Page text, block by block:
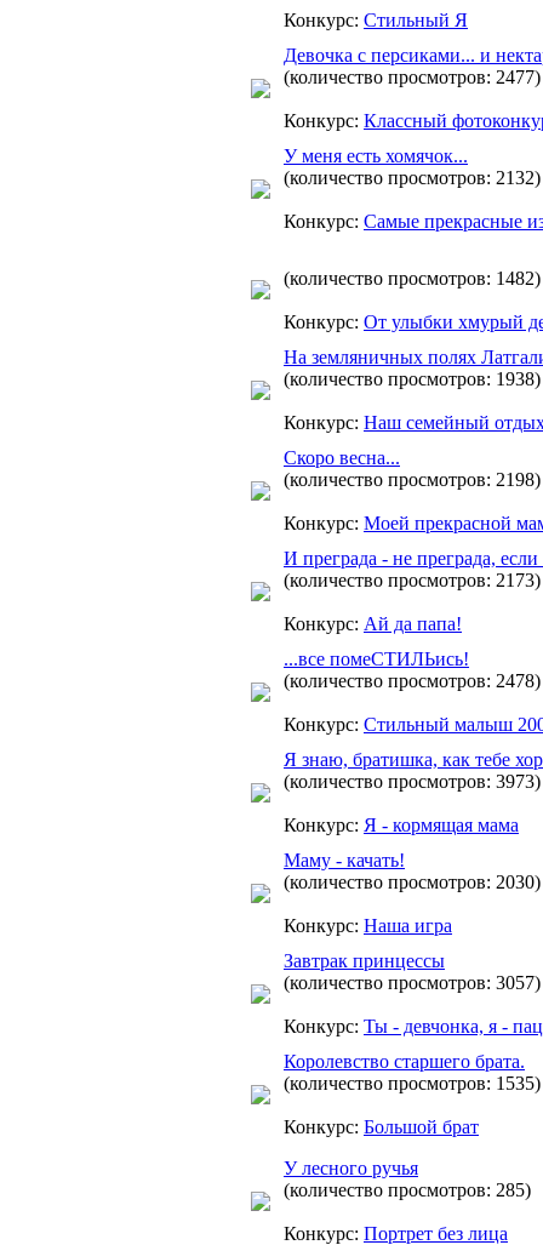
Конкурс: Стильный Я
Девочка с персиками... и
(количество просмотров: 2477)
Конкурс: Классный
У меня есть хомячок...
(количество просмотров: 2132)
Конкурс: Самые прекрасные
(количество просмотров: 1482)
Конкурс: От улыбки хмурый
На земляничных полях
(количество просмотров: 1938)
Конкурс: Наш семейный
Скоро весна...
(количество просмотров: 2198)
Конкурс: Моей прекрасной
И преграда - не преграда, если
(количество просмотров: 2173)
Конкурс: Ай да папа!
...все помеСТИЛЬись!
(количество просмотров: 2478)
Конкурс: Стильный малыш
Я знаю, братишка, как тебе
(количество просмотров: 3973)
Конкурс: Я - кормящая мама
Маму - качать!
(количество просмотров: 2030)
Конкурс: Наша игра
Завтрак принцессы
(количество просмотров: 3057)
Конкурс: Ты - девчонка, я -
Королевство старшего брата.
(количество просмотров: 1535)
Конкурс: Большой брат
У лесного ручья
(количество просмотров: 285)
Конкурс: Портрет без лица